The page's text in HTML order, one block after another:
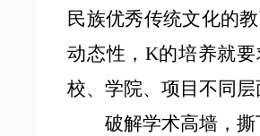
民族优秀传统文化的
动态性，K的培养就
校、学院、项目不同层
破解学术高墙，撕